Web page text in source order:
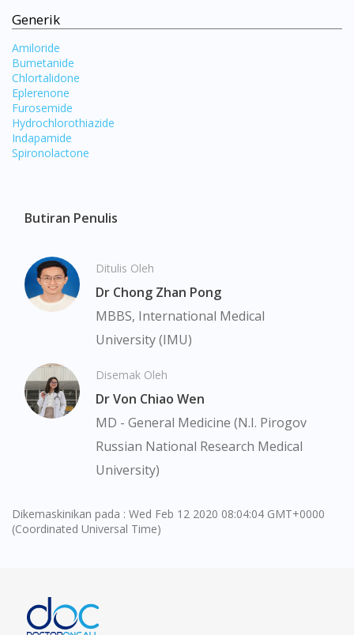
Visit DoctorOnCall Singapore
You seem to be shopping from Singapore
site.
To serve you better, would you like to head over to
No, please do not redirect me
Generik
Amiloride
Bumetanide
Chlortalidone
Eplerenone
Furosemide
Hydrochlorothiazide
Indapamide
Spironolactone
Butiran Penulis
Ditulis Oleh
Dr Chong Zhan Pong
MBBS, International Medical
University (IMU)
Disemak Oleh
Dr Von Chiao Wen
MD - General Medicine (N.I. Pirogov
Russian National Research Medical
University)
Dikemaskinikan pada : Wed Feb 12 2020 08:04:04 GMT+0000
(Coordinated Universal Time)